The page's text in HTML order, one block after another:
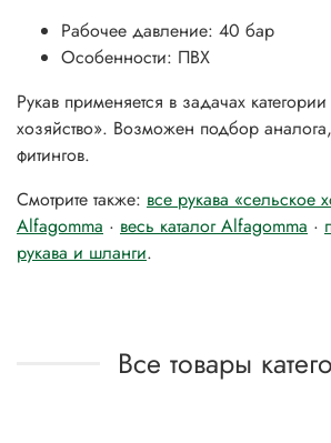
Рабочее давление: 40 бар
Особенности: ПВХ
Рукав применяется в задачах
хозяйство». Возможен подбор
фитингов.
Смотрите также: все рукава «сельское
Alfagomma · весь каталог Alfagomma ·
рукава и шланги.
Все товары